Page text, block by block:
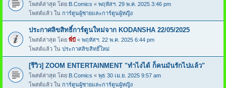
โพสต์ล่าสุด โดย B.Comics « พฤหัสฯ. 29 พ.ค. 2025 3:46 pm
โพสต์แล้ว ใน การ์ตูนผู้ชายและการ์ตูนผู้หญิง
ประกาศลิขสิทธิ์การ์ตูนใหม่จาก KODANSHA 22/05/2025
โพสต์ล่าสุด โดย พี่บี « พฤหัสฯ. 22 พ.ค. 2025 6:44 pm
โพสต์แล้ว ใน ประกาศลิขสิทธิ์ใหม่
[รีวิว] ZOOM ENTERTAINMENT "ทำไงได้ ก็คนมันรักไปแล้ว"
โพสต์ล่าสุด โดย B.Comics « พุธ 30 เม.ย. 2025 9:57 am
โพสต์แล้ว ใน การ์ตูนผู้ชายและการ์ตูนผู้หญิง